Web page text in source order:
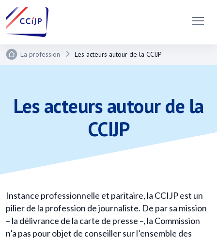
La profession Les acteurs autour de la CCIJP
Les acteurs autour de la
CCIJP
Instance professionnelle et paritaire, la CCIJP est un
pilier de la profession de journaliste. De par sa mission
– la délivrance de la carte de presse –, la Commission
n’a pas pour objet de conseiller sur l’ensemble des